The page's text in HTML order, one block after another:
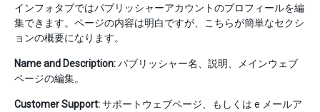
インフォタブではパブリッシャーアカウントのプロフィールを編
集できます。ページの内容は明白ですが、こちらが簡単なセクシ
ョンの概要になります。
Name and Description:パブリッシャー名、説明、メインウェブ
ページの編集。
Customer Support:サポートウェブページ、もしくは e メールア